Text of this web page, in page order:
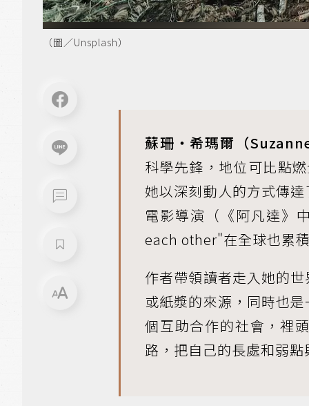
（圖／Unsplash）
蘇珊‧希瑪爾（
科學先鋒，地位可比點
她以深刻動人的方式傳
電影導演（《阿凡達》
each other"在全球也累
作者帶領讀者走入她的
或紙漿的來源，同時也
個互助合作的社會，裡
路，把自己的長處和弱